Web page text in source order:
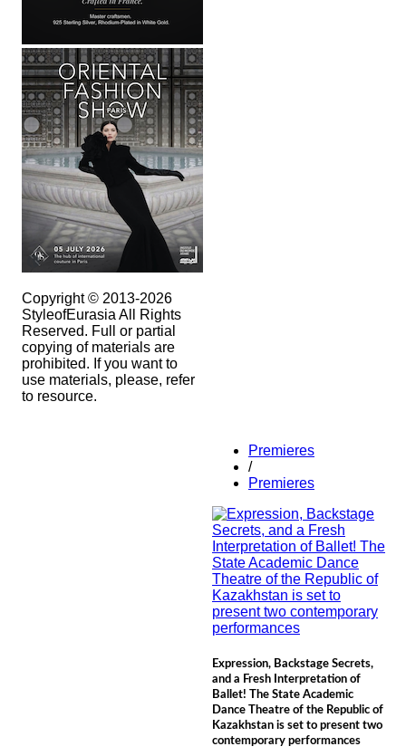
Copyright © 2013-2026
StyleofEurasia All Rights
Reserved. Full or partial
copying of materials are
prohibited. If you want to
use materials, please, refer
to resource.
Premieres
/
Premieres
Expression, Backstage Secrets,
and a Fresh Interpretation of
Ballet! The State Academic
Dance Theatre of the Republic of
Kazakhstan is set to present two
contemporary performances